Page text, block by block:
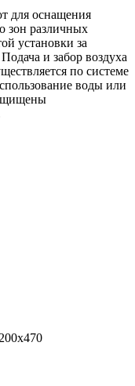
для оснащения
зон различных
установки за
и забор воздуха
по системе
воды или